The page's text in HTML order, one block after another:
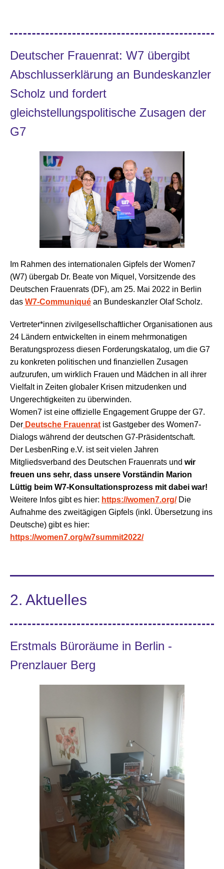
Deutscher Frauenrat: W7 übergibt
Abschlusserklärung an Bundeskanzler
Scholz und fordert
gleichstellungspolitische Zusagen der
G7
Im Rahmen des internationalen Gipfels der Women7
(W7) übergab Dr. Beate von Miquel, Vorsitzende des
Deutschen Frauenrats (DF), am 25. Mai 2022 in Berlin
das W7-Communiqué an Bundeskanzler Olaf Scholz.
Vertreter*innen zivilgesellschaftlicher Organisationen aus
24 Ländern entwickelten in einem mehrmonatigen
Beratungsprozess diesen Forderungskatalog, um die G7
zu konkreten politischen und finanziellen Zusagen
aufzurufen, um wirklich Frauen und Mädchen in all ihrer
Vielfalt in Zeiten globaler Krisen mitzudenken und
Ungerechtigkeiten zu überwinden.
Women7 ist eine offizielle Engagement Gruppe der G7.
Der Deutsche Frauenrat ist Gastgeber des Women7-
Dialogs während der deutschen G7-Präsidentschaft.
Der LesbenRing e.V. ist seit vielen Jahren
Mitgliedsverband des Deutschen Frauenrats und wir
freuen uns sehr, dass unsere Vorständin Marion
Lüttig beim W7-Konsultationsprozess mit dabei war!
Weitere Infos gibt es hier: https://women7.org/Die
Aufnahme des zweitägigen Gipfels (inkl. Übersetzung ins
Deutsche) gibt es hier:
https://women7.org/w7summit2022/
2. Aktuelles
Erstmals Büroräume in Berlin -
Prenzlauer Berg